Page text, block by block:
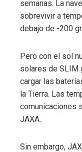
semanas. La
sobrevivir a
debajo de -200
Pero con el sol
solares de SLIM
cargar las
la Tierra. Las
comunicaciones
JAXA.
Sin embargo,